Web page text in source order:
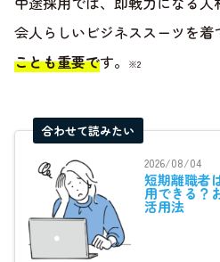
会人らしいビジネススーツを着
ことも重要です。 ※2
合わせて読みたい
2026/08/04
短期離職者
用できる？
活用法